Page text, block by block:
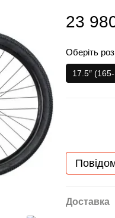
23
Оберіть
17.5″
Доставка